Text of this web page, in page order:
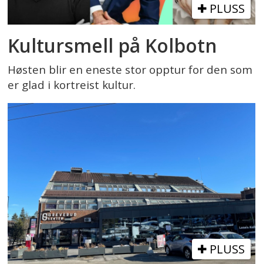
PLUSS
Kultursmell på Kolbotn
Høsten blir en eneste stor opptur for den som
er glad i kortreist kultur.
PLUSS